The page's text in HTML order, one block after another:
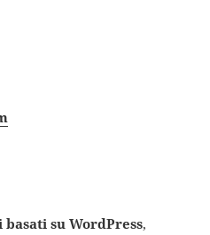
su WordPress,